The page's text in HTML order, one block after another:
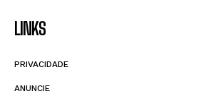
LINKS
PRIVACIDADE
ANUNCIE